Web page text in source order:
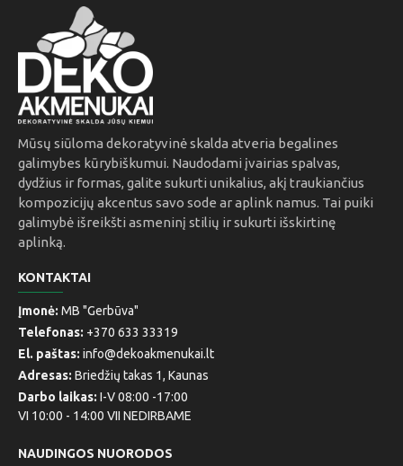
Mūsų siūloma dekoratyvinė skalda atveria begalines
galimybes kūrybiškumui. Naudodami įvairias spalvas,
dydžius ir formas, galite sukurti unikalius, akį traukiančius
kompozicijų akcentus savo sode ar aplink namus. Tai puiki
galimybė išreikšti asmeninį stilių ir sukurti išskirtinę
aplinką.
KONTAKTAI
Įmonė: MB "Gerbūva"
Telefonas: +370 633 33319
El. paštas: info@dekoakmenukai.lt
Adresas: Briedžių takas 1, Kaunas
Darbo laikas: I-V 08:00 -17:00
VI 10:00 - 14:00 VII NEDIRBAME
NAUDINGOS NUORODOS